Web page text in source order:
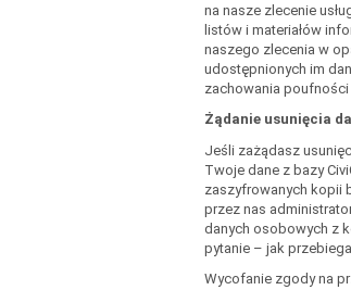
na nasze zlecenie
listów i materiałów
naszego zlecenia w
udostępnionych im
zachowania
Żądanie usunięcia
Jeśli zażądasz
Twoje dane z bazy
zaszyfrowanych kopii
przez nas
danych osobowych z
pytanie – jak
Wycofanie zgody na